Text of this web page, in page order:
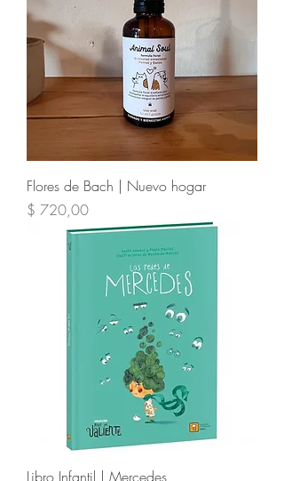
Flores de Bach | Nuevo hogar
Precio
$ 720,00
Libro Infantil | Mercedes